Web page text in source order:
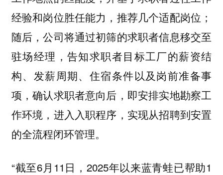
经验和岗位胜任能力，推荐几个适配岗位；
随后，公司将通过初筛的求职者信息移交至
驻场经理，告知求职者目标工厂的薪资结
构、发薪周期、住宿条件以及岗前准备事
项，确认求职者意向后，即安排实地勘察工
作环境，进入入职程序，实现从招聘到安置
的全流程闭环管理。
“截至6月11日，2025年以来蓝青蛙已帮助1